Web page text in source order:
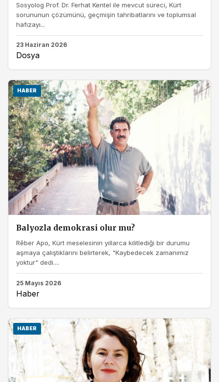
Sosyolog Prof. Dr. Ferhat Kentel ile mevcut süreci, Kürt
sorununun çözümünü, geçmişin tahribatlarını ve toplumsal
hafızayı...
23 Haziran 2026
Dosya
HABER
Balyozla demokrasi olur mu?
Rêber Apo, Kürt meselesinin yıllarca kilitlediği bir durumu
aşmaya çalıştıklarını belirterek, "Kaybedecek zamanımız
yoktur" dedi....
25 Mayıs 2026
Haber
HABER